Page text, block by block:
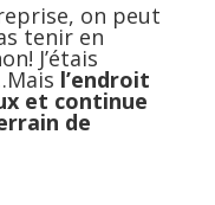
on peut
tenir en
J’étais
l’endroit
et continue
de